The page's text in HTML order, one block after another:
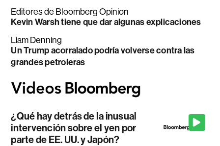
Editores de Bloomberg Opinion
Kevin Warsh tiene que dar algunas explicaciones
Liam Denning
Un Trump acorralado podría volverse contra las
grandes petroleras
¿Qué hay detrás de la inusual
intervención sobre el yen por
parte de EE. UU. y Japón?